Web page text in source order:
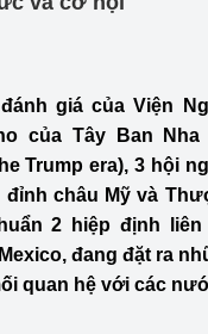
Công
Chuyển đổi số
Lịch sử phát
Bản tin Thị
đánh giá của Viện
của Tây Ban
Trump era), 3 hội
châu Mỹ và
2 hiệp định
đang đặt ra
quan hệ với các